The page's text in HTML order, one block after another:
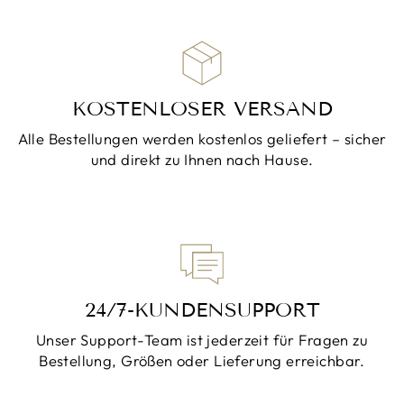
KOSTENLOSER VERSAND
Alle Bestellungen werden kostenlos geliefert – sicher
und direkt zu Ihnen nach Hause.
24/7-KUNDENSUPPORT
Unser Support-Team ist jederzeit für Fragen zu
Bestellung, Größen oder Lieferung erreichbar.